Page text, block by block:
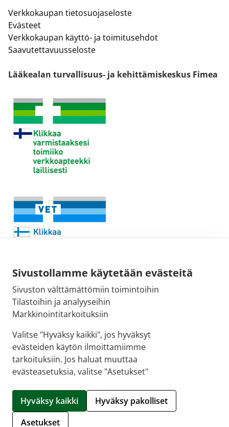
Sivustollamme käytetään evästeitä
Sivuston välttämättömiin toimintoihin
Tilastoihin ja analyyseihin
Markkinointitarkoituksiin
Valitse "Hyväksy kaikki", jos hyväksyt
evästeiden käytön ilmoittamiimme
tarkoituksiin. Jos haluat muuttaa
evästeasetuksia, valitse "Asetukset"
Hyväksy kaikki
Hyväksy pakolliset
Asetukset
Verkkokaupan tietosuojaseloste
Evästeet
Verkkokaupan käyttö- ja toimitusehdot
Saavutettavuusseloste
Lääkealan turvallisuus- ja kehittämiskeskus Fimea
Sähköpostiosoite:
kirjaamo@fimea.fi
Fimean vaihde:
029 522 3341
Hallitse evästeitä